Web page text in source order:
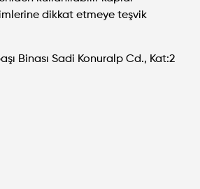
dikkat etmeye teşvik
Binası Sadi Konuralp Cd., Kat:2